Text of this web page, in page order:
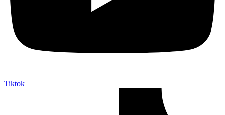
Tiktok